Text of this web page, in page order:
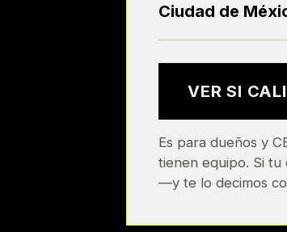
Ciudad de
VER SI
Es para dueños y
tienen equipo. Si tu
—y te lo decimos